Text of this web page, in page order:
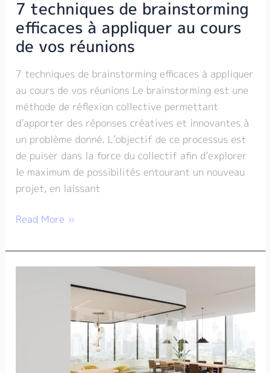
7 techniques de brainstorming
efficaces à appliquer au cours
de vos réunions
7 techniques de brainstorming efficaces à appliquer
au cours de vos réunions Le brainstorming est une
méthode de réflexion collective permettant
d’apporter des réponses créatives et innovantes à
un problème donné. L’objectif de ce processus est
de puiser dans la force du collectif afin d’explorer
le maximum de possibilités entourant un nouveau
projet, en laissant
réunions
Read More »